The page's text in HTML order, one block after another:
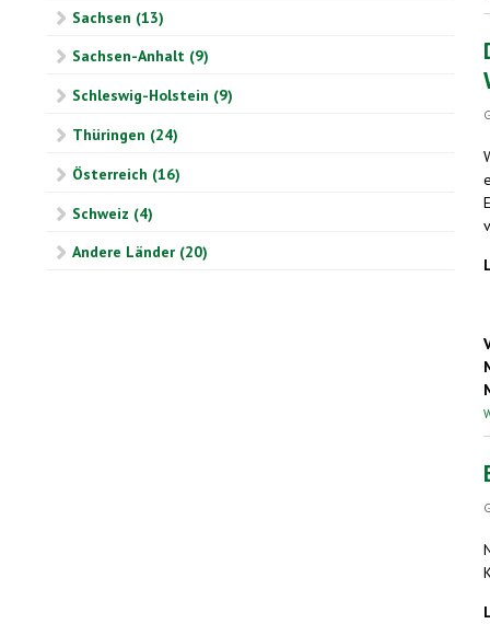
Sachsen (13)
Sachsen-Anhalt (9)
Schleswig-Holstein (9)
Thüringen (24)
Österreich (16)
Schweiz (4)
Andere Länder (20)